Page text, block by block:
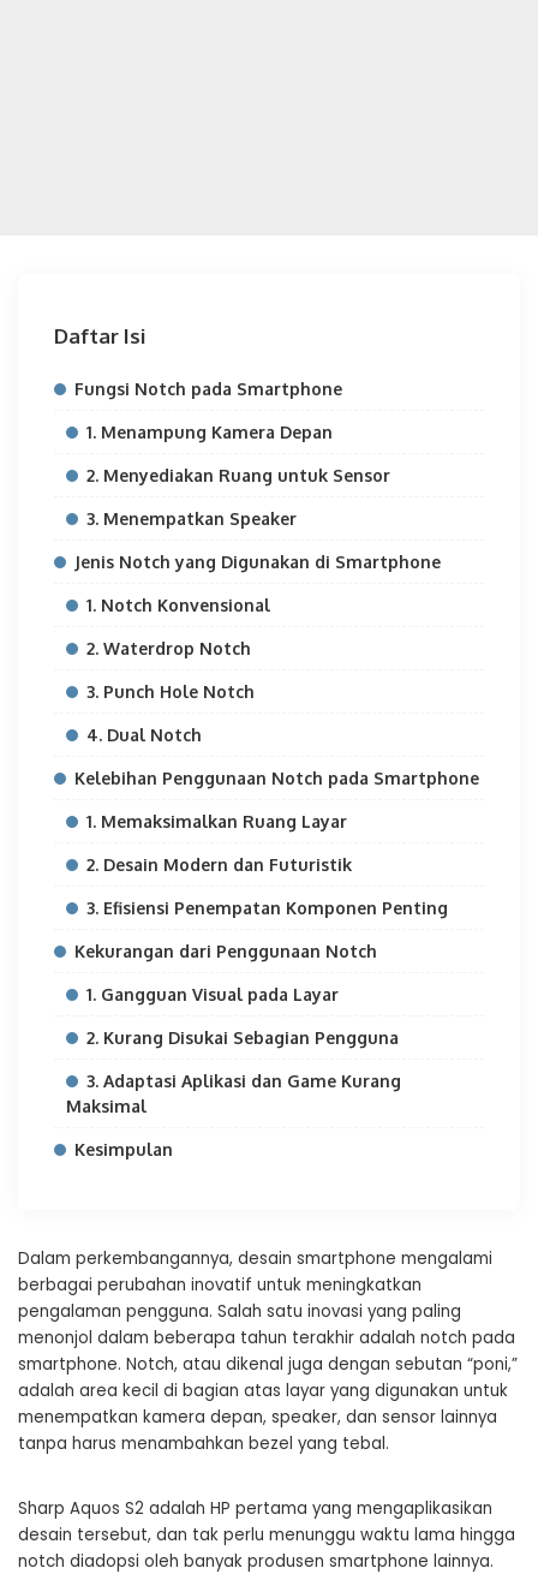
Daftar Isi
Fungsi Notch pada Smartphone
1. Menampung Kamera Depan
2. Menyediakan Ruang untuk Sensor
3. Menempatkan Speaker
Jenis Notch yang Digunakan di Smartphone
1. Notch Konvensional
2. Waterdrop Notch
3. Punch Hole Notch
4. Dual Notch
Kelebihan Penggunaan Notch pada Smartphone
1. Memaksimalkan Ruang Layar
2. Desain Modern dan Futuristik
3. Efisiensi Penempatan Komponen Penting
Kekurangan dari Penggunaan Notch
1. Gangguan Visual pada Layar
2. Kurang Disukai Sebagian Pengguna
3. Adaptasi Aplikasi dan Game Kurang
Maksimal
Kesimpulan
Dalam perkembangannya, desain smartphone mengalami
berbagai perubahan inovatif untuk meningkatkan
pengalaman pengguna. Salah satu inovasi yang paling
menonjol dalam beberapa tahun terakhir adalah notch pada
smartphone. Notch, atau dikenal juga dengan sebutan “poni,”
adalah area kecil di bagian atas layar yang digunakan untuk
menempatkan kamera depan, speaker, dan sensor lainnya
tanpa harus menambahkan bezel yang tebal.
Sharp Aquos S2 adalah HP pertama yang mengaplikasikan
desain tersebut, dan tak perlu menunggu waktu lama hingga
notch diadopsi oleh banyak produsen smartphone lainnya.